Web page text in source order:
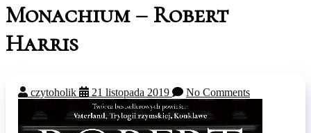
Monachium – Robert
Harris
czytoholik 21 listopada 2019 No Comments